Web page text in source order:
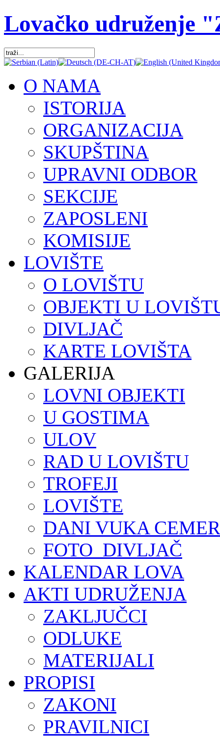
Lovačko udruženje
O NAMA
ISTORIJA
ORGANIZACIJA
SKUPŠTINA
UPRAVNI ODBOR
SEKCIJE
ZAPOSLENI
KOMISIJE
LOVIŠTE
O LOVIŠTU
OBJEKTI U
DIVLJAČ
KARTE LOVIŠTA
GALERIJA
LOVNI OBJEKTI
U GOSTIMA
ULOV
RAD U LOVIŠTU
TROFEJI
LOVIŠTE
DANI VUKA
FOTO_DIVLJAČ
KALENDAR LOVA
AKTI UDRUŽENJA
ZAKLJUČCI
ODLUKE
MATERIJALI
PROPISI
ZAKONI
PRAVILNICI